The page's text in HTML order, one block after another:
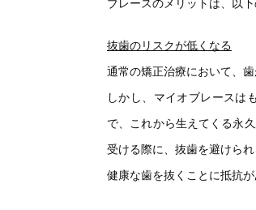
ブレースのメリットは、以下
抜歯のリスクが低くなる
通常の矯正治療において、
しかし、マイオブレースは
で、これから生えてくる永
受ける際に、抜歯を避けられ
健康な歯を抜くことに抵抗